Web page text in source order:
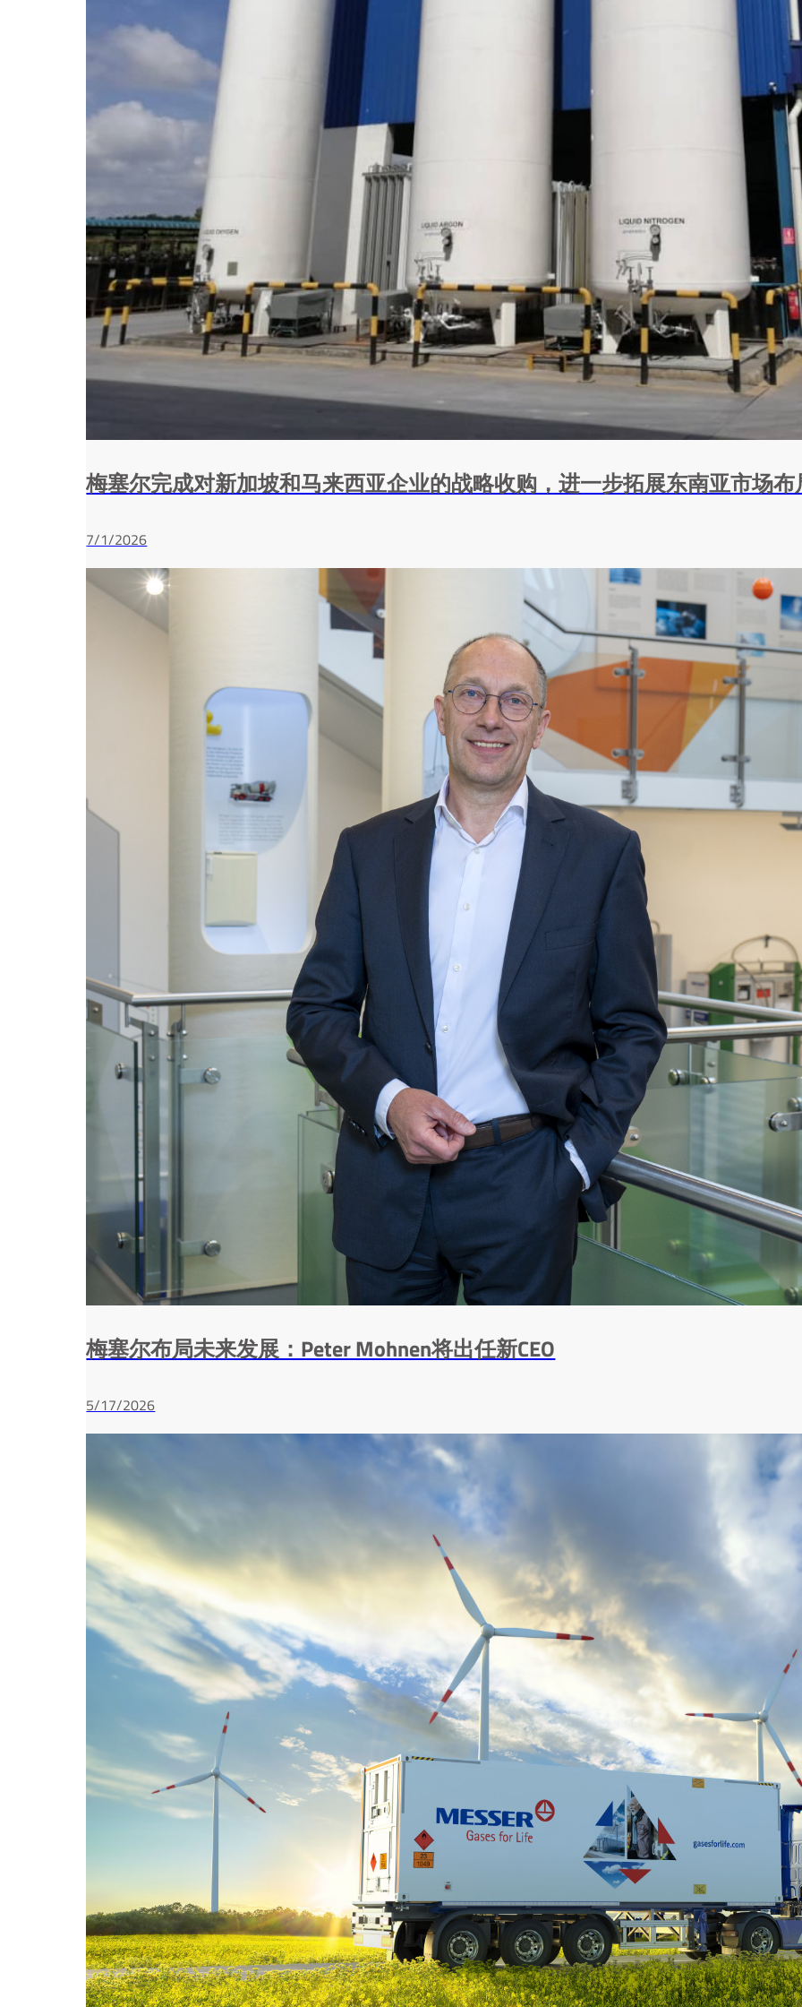
梅塞尔完成对新加坡和马来西亚企业的战略收购，进一步拓展东南亚市场布
7/1/2026
梅塞尔布局未来发展：Peter Mohnen将出任新CEO
5/17/2026